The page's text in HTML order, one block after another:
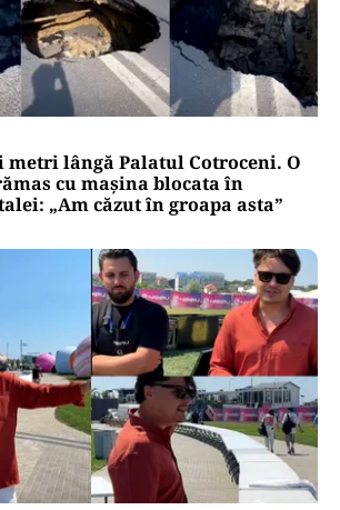
metri lângă Palatul Cotroceni. O
cu mașina blocata în
„Am căzut în groapa asta”